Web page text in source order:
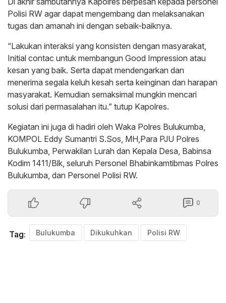
Polisi RW agar dapat mengembang dan melaksanakan
tugas dan amanah ini dengan sebaik-baiknya.
“Lakukan interaksi yang konsisten dengan masyarakat,
Initial contac untuk membangun Good Impression atau
kesan yang baik. Serta dapat mendengarkan dan
menerima segala keluh kesah serta keinginan dan harapan
masyarakat. Kemudian semaksimal mungkin mencari
solusi dari permasalahan itu.” tutup Kapolres.
Kegiatan ini juga di hadiri oleh Waka Polres Bulukumba,
KOMPOL Eddy Sumantri S.Sos, MH,Para PJU Polres
Bulukumba, Perwakilan Lurah dan Kepala Desa, Babinsa
Kodim 1411/Blk, seluruh Personel Bhabinkamtibmas Polres
Bulukumba, dan Personel Polisi RW.
0
Tag: Bulukumba Dikukuhkan Polisi RW